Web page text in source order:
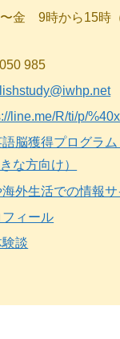
金 9時から15時
985
line.me/R/ti/p/
語脳獲得プログラ
な方向け）
外生活での情報サ
ィール
談